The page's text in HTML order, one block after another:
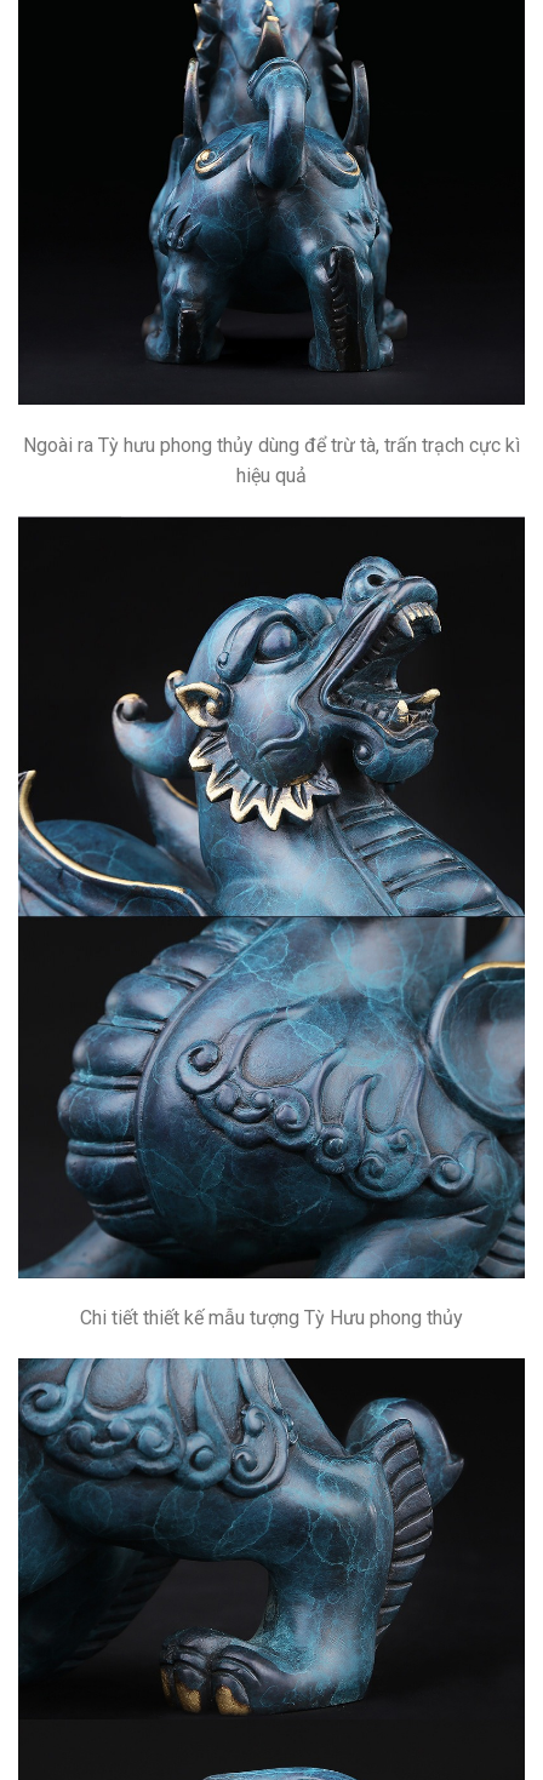
Ngoài ra Tỳ hưu phong thủy dùng để trừ tà, trấn trạch cực kì
hiệu quả
Chi tiết thiết kế mẫu tượng Tỳ Hưu phong thủy